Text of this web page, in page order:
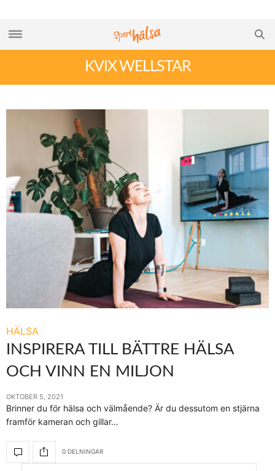
KVIX WELLSTAR
HÄLSA
INSPIRERA TILL BÄTTRE HÄLSA
OCH VINN EN MILJON
OKTOBER 5, 2021
Brinner du för hälsa och välmående? Är du dessutom en stjärna
framför kameran och gillar…
0 DELNINGAR